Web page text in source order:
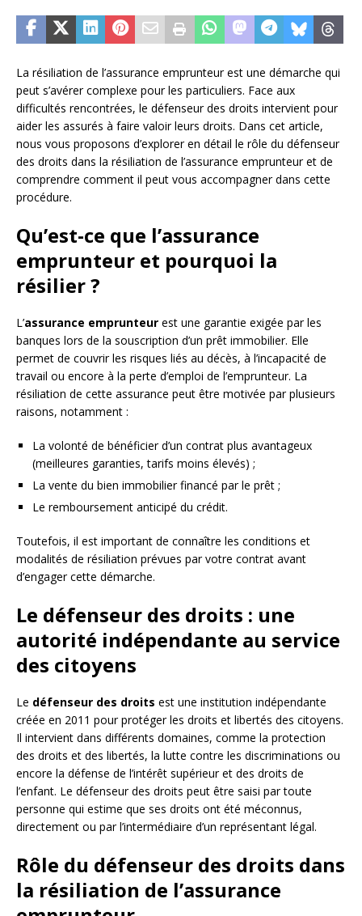
La résiliation de l’assurance emprunteur est une démarche qui
peut s’avérer complexe pour les particuliers. Face aux
difficultés rencontrées, le défenseur des droits intervient pour
aider les assurés à faire valoir leurs droits. Dans cet article,
nous vous proposons d’explorer en détail le rôle du défenseur
des droits dans la résiliation de l’assurance emprunteur et de
comprendre comment il peut vous accompagner dans cette
procédure.
Qu’est-ce que l’assurance
emprunteur et pourquoi la
résilier ?
L’assurance emprunteur est une garantie exigée par les
banques lors de la souscription d’un prêt immobilier. Elle
permet de couvrir les risques liés au décès, à l’incapacité de
travail ou encore à la perte d’emploi de l’emprunteur. La
résiliation de cette assurance peut être motivée par plusieurs
raisons, notamment :
La volonté de bénéficier d’un contrat plus avantageux
(meilleures garanties, tarifs moins élevés) ;
La vente du bien immobilier financé par le prêt ;
Le remboursement anticipé du crédit.
Toutefois, il est important de connaître les conditions et
modalités de résiliation prévues par votre contrat avant
d’engager cette démarche.
Le défenseur des droits : une
autorité indépendante au service
des citoyens
Le défenseur des droits est une institution indépendante
créée en 2011 pour protéger les droits et libertés des citoyens.
Il intervient dans différents domaines, comme la protection
des droits et des libertés, la lutte contre les discriminations ou
encore la défense de l’intérêt supérieur et des droits de
l’enfant. Le défenseur des droits peut être saisi par toute
personne qui estime que ses droits ont été méconnus,
directement ou par l’intermédiaire d’un représentant légal.
Rôle du défenseur des droits dans
la résiliation de l’assurance